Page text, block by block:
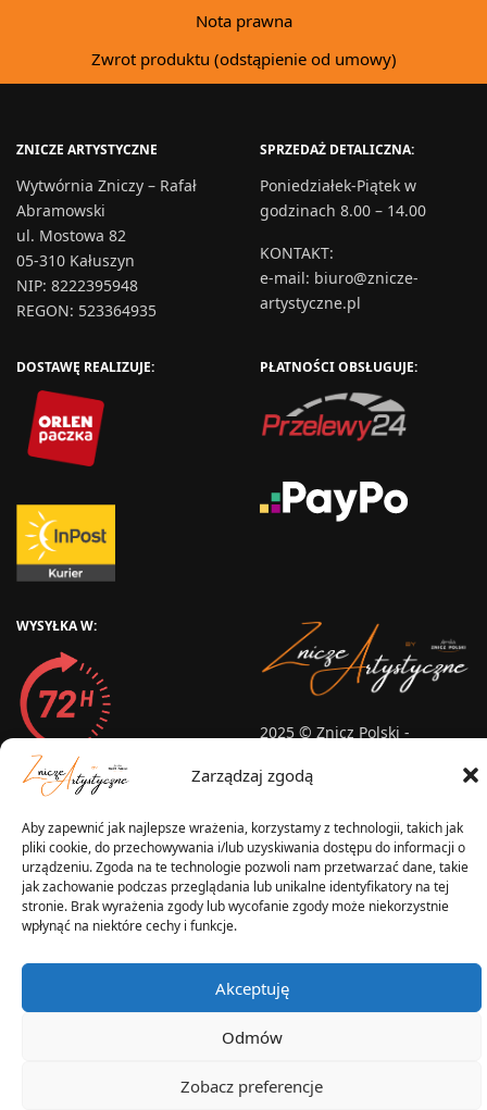
Zarządzaj zgodą
Aby zapewnić jak najlepsze wrażenia, korzystamy z technologii, takich jak
pliki cookie, do przechowywania i/lub uzyskiwania dostępu do informacji o
urządzeniu. Zgoda na te technologie pozwoli nam przetwarzać dane, takie
jak zachowanie podczas przeglądania lub unikalne identyfikatory na tej
stronie. Brak wyrażenia zgody lub wycofanie zgody może niekorzystnie
wpłynąć na niektóre cechy i funkcje.
Akceptuję
Odmów
Zobacz preferencje
Nota prawna
Zwrot produktu (odstąpienie od umowy)
ZNICZE ARTYSTYCZNE
Wytwórnia Zniczy – Rafał
Abramowski
ul. Mostowa 82
05-310 Kałuszyn
NIP: 8222395948
REGON: 523364935
SPRZEDAŻ DETALICZNA:
Poniedziałek-Piątek w
godzinach 8.00 – 14.00
KONTAKT:
e-mail: biuro@znicze-
artystyczne.pl
DOSTAWĘ REALIZUJE: PŁATNOŚCI OBSŁUGUJE:
WYSYŁKA W:
2025 © Znicz Polski -
Wszelkie prawa zastrzeżone